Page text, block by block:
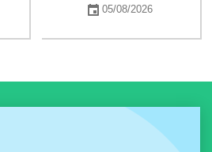
05/08/2026